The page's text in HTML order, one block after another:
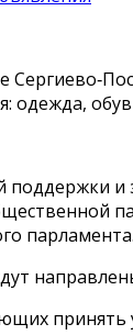
одежда,
поддержки
парламента.
принять